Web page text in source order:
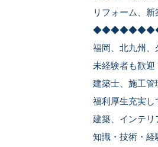
リフォーム、
福岡、北九州、
未経験者も歓迎
建築士、施工管
福利厚生充実し
建築、インテリ
知識・技術・経